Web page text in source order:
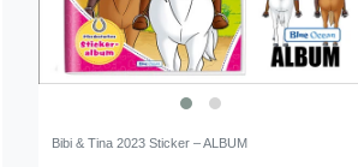
Bibi & Tina 2023 Sticker – ALBUM